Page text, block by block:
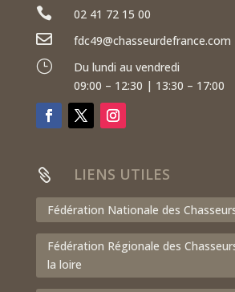
 02 41 72 15 00
 fdc49@chasseurdefrance.com
}
Du lundi au vendredi
09:00 – 12:30 | 13:30 – 17:00
 LIENS UTILES
Fédération Nationale des
Fédération Régionale des
la loire